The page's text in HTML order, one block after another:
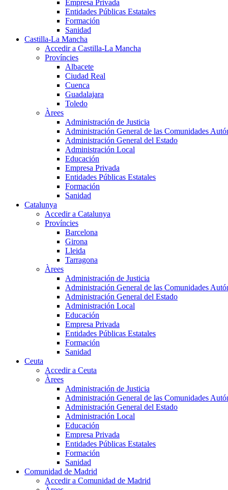
Empresa Privada
Entidades Públicas Estatales
Formación
Sanidad
Castilla-La Mancha
Accedir a Castilla-La Mancha
Províncies
Albacete
Ciudad Real
Cuenca
Guadalajara
Toledo
Àrees
Administración de Justicia
Administración General de las Comunidades
Administración General del Estado
Administración Local
Educación
Empresa Privada
Entidades Públicas Estatales
Formación
Sanidad
Catalunya
Accedir a Catalunya
Províncies
Barcelona
Girona
Lleida
Tarragona
Àrees
Administración de Justicia
Administración General de las Comunidades
Administración General del Estado
Administración Local
Educación
Empresa Privada
Entidades Públicas Estatales
Formación
Sanidad
Ceuta
Accedir a Ceuta
Àrees
Administración de Justicia
Administración General de las Comunidades
Administración General del Estado
Administración Local
Educación
Empresa Privada
Entidades Públicas Estatales
Formación
Sanidad
Comunidad de Madrid
Accedir a Comunidad de Madrid